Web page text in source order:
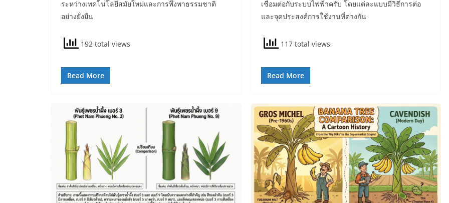
ระหว่างเทคโนโลยีสมัยใหม่และการพึ่งพาธรรมชาติ
อย่างยั่งยืน
192 total views
Read More
เชื่อมต่อกับระบบไฟฟ้าครับ โดยแต่ละแบบมีวิธีการต่อ
และจุดประสงค์การใช้งานที่ต่างกัน
117 total views
Read More